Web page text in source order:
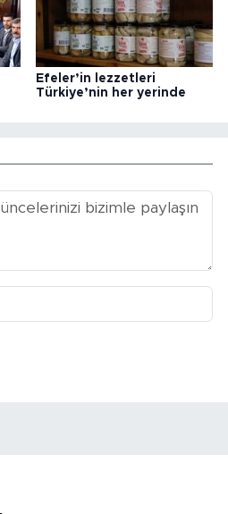
Efeler’in lezzetleri
Türkiye’nin her yerinde